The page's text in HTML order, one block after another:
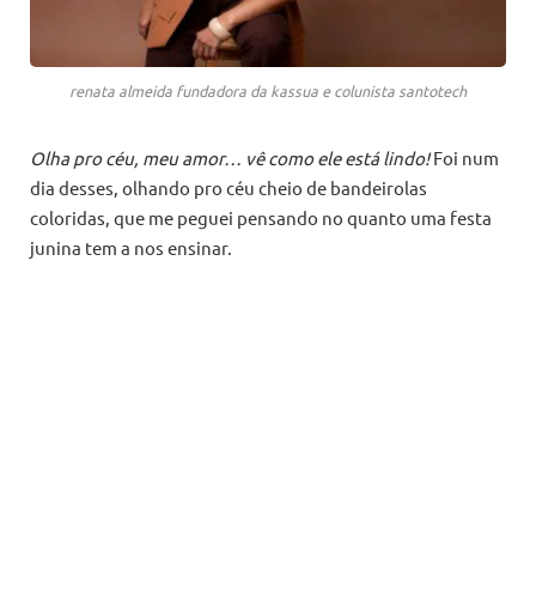
renata almeida fundadora da kassua e colunista santotech
Olha pro céu, meu amor… vê como ele está lindo!Foi num
dia desses, olhando pro céu cheio de bandeirolas
coloridas, que me peguei pensando no quanto uma festa
junina tem a nos ensinar.